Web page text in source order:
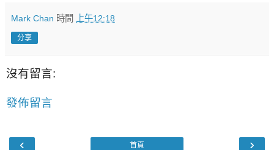
Mark Chan 時間 上午12:18
分享
沒有留言:
發佈留言
‹ ›
首頁